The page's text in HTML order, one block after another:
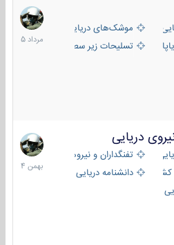
موشک‌های دریایی
تسلیحات زیر سطحی
2
مرداد
1405
دریایی
تفنگداران و نیروهای ویژه‌ی دریایی
مختلف
دانشنامه دریایی
22
بهمن
1404